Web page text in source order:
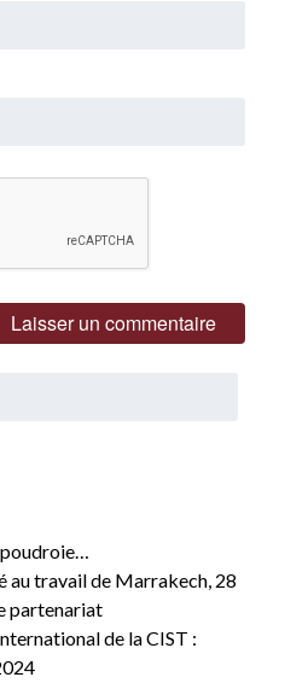
poudroie…
au travail de Marrakech, 28
partenariat
de la CIST :